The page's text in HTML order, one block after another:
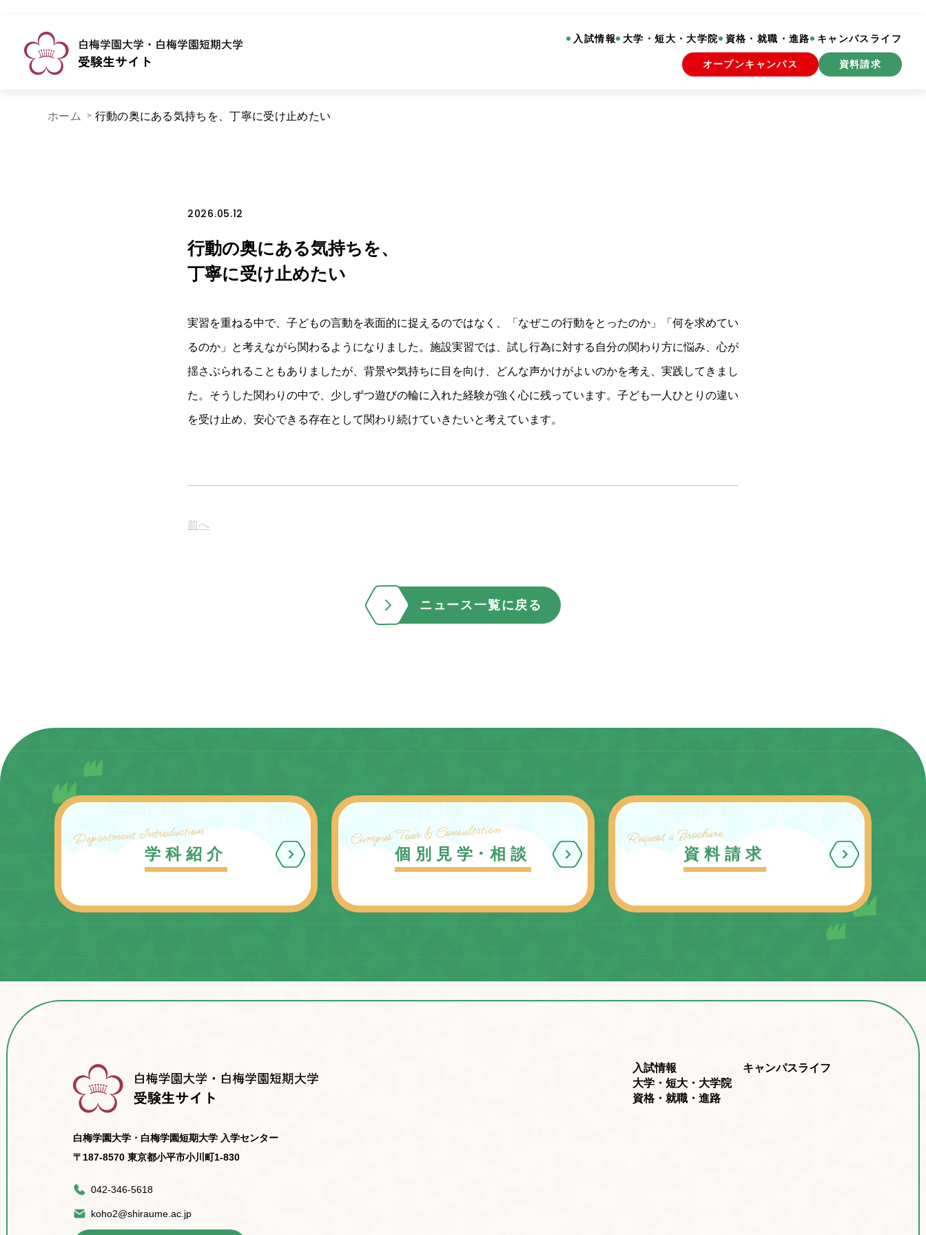
入試情報 大学・短大・大学院 資格・就職・進路 キャンパスライフ
オープンキャンパス 資料請求
ホーム 行動の奥にある気持ちを、丁寧に受け止めたい
2026.05.12
行動の奥にある気持ちを、
丁寧に受け止めたい
実習を重ねる中で、子どもの言動を表面的に捉えるのではなく、「なぜこの行動をとったのか」「何を求めてい
るのか」と考えながら関わるようになりました。施設実習では、試し行為に対する自分の関わり方に悩み、心が
揺さぶられることもありましたが、背景や気持ちに目を向け、どんな声かけがよいのかを考え、実践してきまし
た。そうした関わりの中で、少しずつ遊びの輪に入れた経験が強く心に残っています。子ども一人ひとりの違い
を受け止め、安心できる存在として関わり続けていきたいと考えています。
前へ
ニュース一覧に戻る
Department Introduction
学科紹介
Campus Tour & Consultation
個別見学･相談
Request a Brochure
資料請求
入試情報
キャンパスライフ
大学・短大・大学院
資格・就職・進路
白梅学園大学・白梅学園短期大学 入学センター
〒187-8570 東京都小平市小川町1-830
042-346-5618
koho2@shiraume.ac.jp